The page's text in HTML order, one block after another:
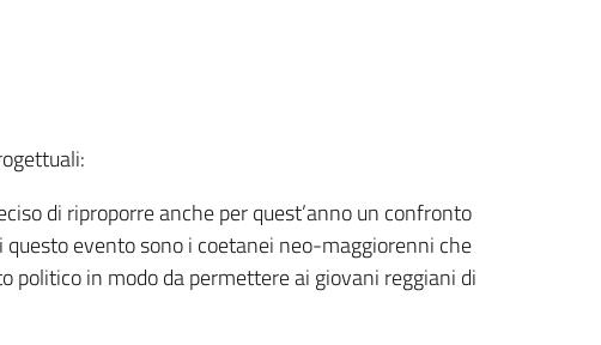
di riproporre anche per quest’anno un confronto
evento sono i coetanei neo-maggiorenni che
politico in modo da permettere ai giovani reggiani di